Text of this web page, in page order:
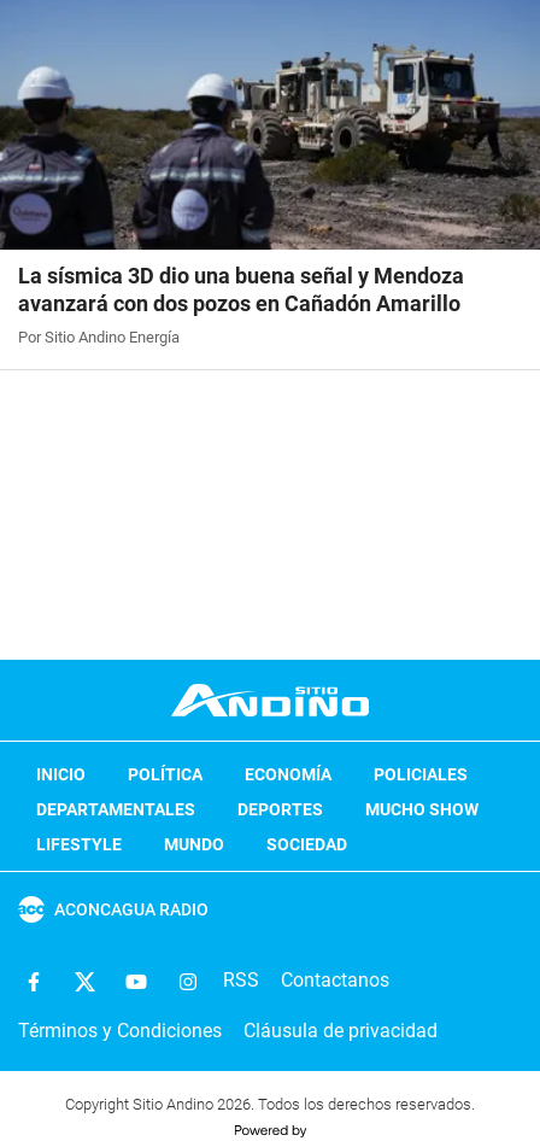
La sísmica 3D dio una buena señal y Mendoza
avanzará con dos pozos en Cañadón Amarillo
Por Sitio Andino Energía
INICIO POLÍTICA ECONOMÍA
POLICIALES
DEPARTAMENTALES
DEPORTES
MUCHO SHOW
LIFESTYLE
MUNDO SOCIEDAD
ACONCAGUA RADIO
RSS Contactanos
Términos y Condiciones Cláusula de privacidad
Copyright Sitio Andino 2026. Todos los derechos reservados.